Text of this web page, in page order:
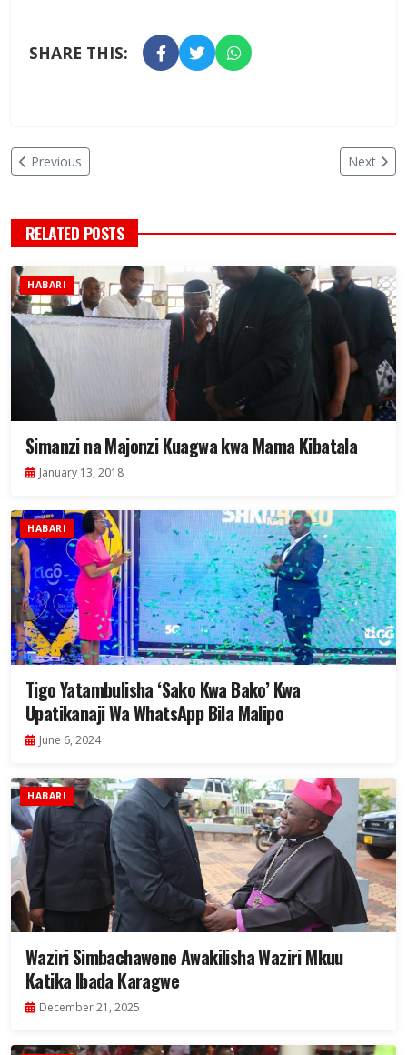
SHARE THIS:
Previous Next
RELATED POSTS
HABARI
Simanzi na Majonzi Kuagwa kwa Mama Kibatala
January 13, 2018
HABARI
Tigo Yatambulisha ‘Sako Kwa Bako’ Kwa
Upatikanaji Wa WhatsApp Bila Malipo
June 6, 2024
HABARI
Waziri Simbachawene Awakilisha Waziri Mkuu
Katika Ibada Karagwe
December 21, 2025